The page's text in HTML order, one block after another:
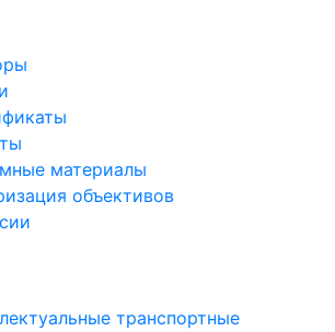
материалы
объективов
транспортные